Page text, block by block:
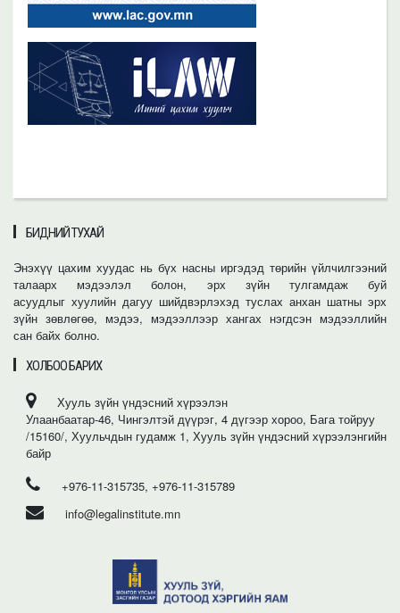
БИДНИЙ ТУХАЙ
Энэхүү цахим хуудас нь бүх насны иргэдэд төрийн үйлчилгээний
талаарх мэдээлэл болон, эрх зүйн тулгамдаж буй
асуудлыг хуулийн дагуу шийдвэрлэхэд туслах анхан шатны эрх
зүйн зөвлөгөө, мэдээ, мэдээллээр хангах нэгдсэн мэдээллийн
сан байх болно.
ХОЛБОО БАРИХ
Хууль зүйн үндэсний хүрээлэн
Улаанбаатар-46, Чингэлтэй дүүрэг, 4 дүгээр хороо, Бага тойруу
/15160/, Хуульчдын гудамж 1, Хууль зүйн үндэсний хүрээлэнгийн
байр
+976-11-315735, +976-11-315789
info@legalinstitute.mn